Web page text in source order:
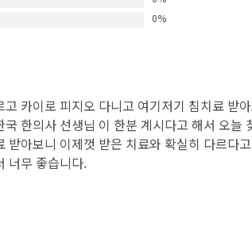
0%
카이로 피지오 다니고 여기저기 침치료 받
한의사 선생님 이 한분 계시다고 해서 오늘
받아보니 이제껏 받은 치료와 확실히 다르다
너무 좋습니다.